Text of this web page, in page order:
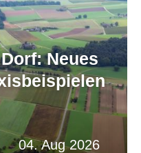
04. Aug 2026
Neues